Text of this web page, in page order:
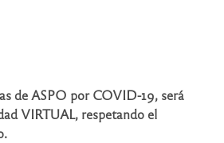
de ASPO por COVID-19, será
VIRTUAL, respetando el